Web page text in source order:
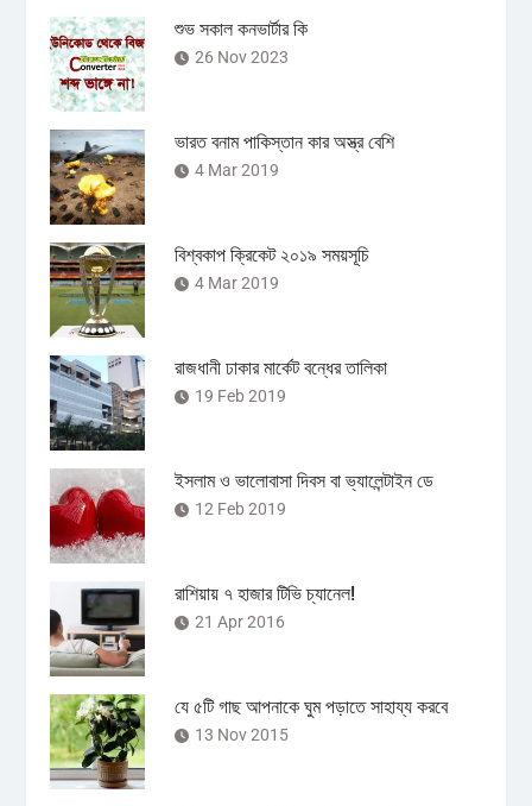
শুভ সকাল কনভার্টার কি
26 Nov 2023
ভারত বনাম পাকিস্তান কার অস্ত্র বেশি
4 Mar 2019
বিশ্বকাপ ক্রিকেট ২০১৯ সময়সূচি
4 Mar 2019
রাজধানী ঢাকার মার্কেট বন্ধের তালিকা
19 Feb 2019
ইসলাম ও ভালোবাসা দিবস বা ভ্যালেন্টাইন ডে
12 Feb 2019
রাশিয়ায় ৭ হাজার টিভি চ্যানেল!
21 Apr 2016
যে ৫টি গাছ আপনাকে ঘুম পড়াতে সাহায্য করবে
13 Nov 2015